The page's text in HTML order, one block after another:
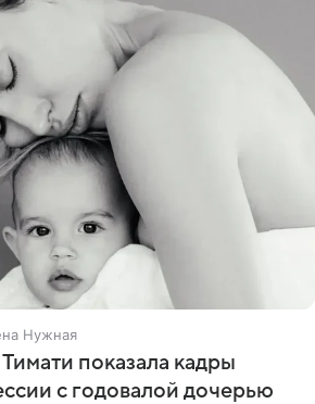
Нужная
показала кадры
с годовалой дочерью